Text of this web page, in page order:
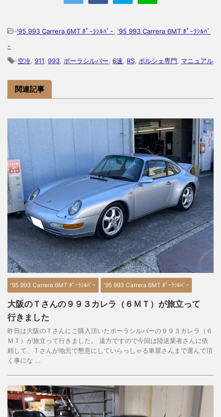
-'95 993 Carrera 6MT ﾎﾟｰﾗｼﾙﾊﾞｰ
'95 993 Carrera 6MT ﾎﾟｰﾗｼﾙﾊﾞ
ｰ
-空冷 911 993 ポーラシルバー 6速 RS ポルシェ専門 マニュアル
関連記事
'95 993 Carrera 6MT ﾎﾟｰﾗｼﾙﾊﾞｰ '95 993 Carrera 6MT ﾎﾟｰﾗｼﾙﾊﾞｰ
大阪のＴさんの９９３カレラ（６ＭＴ）が旅立って
行きました
昨日は大阪のＴさんにご購入頂いたポーラシルバーの９９３カレラ（６
ＭＴ）が旅立って行きました。 遠方ですので今回は陸送業者さんに依
頼して、Ｔさんが地元で懇意にしていらっしゃる車屋さんまで運んで頂
く事にな ...